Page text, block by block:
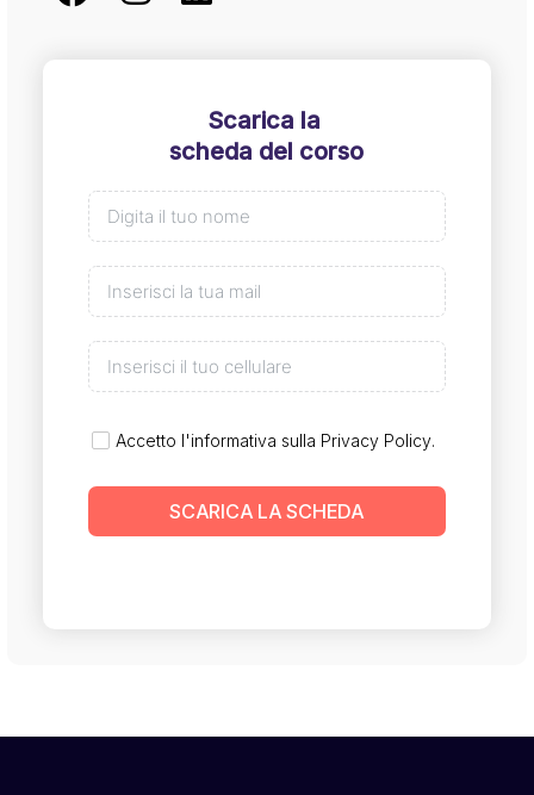
Scarica la
scheda del corso
Accetto l'informativa sulla Privacy Policy.
SCARICA LA SCHEDA